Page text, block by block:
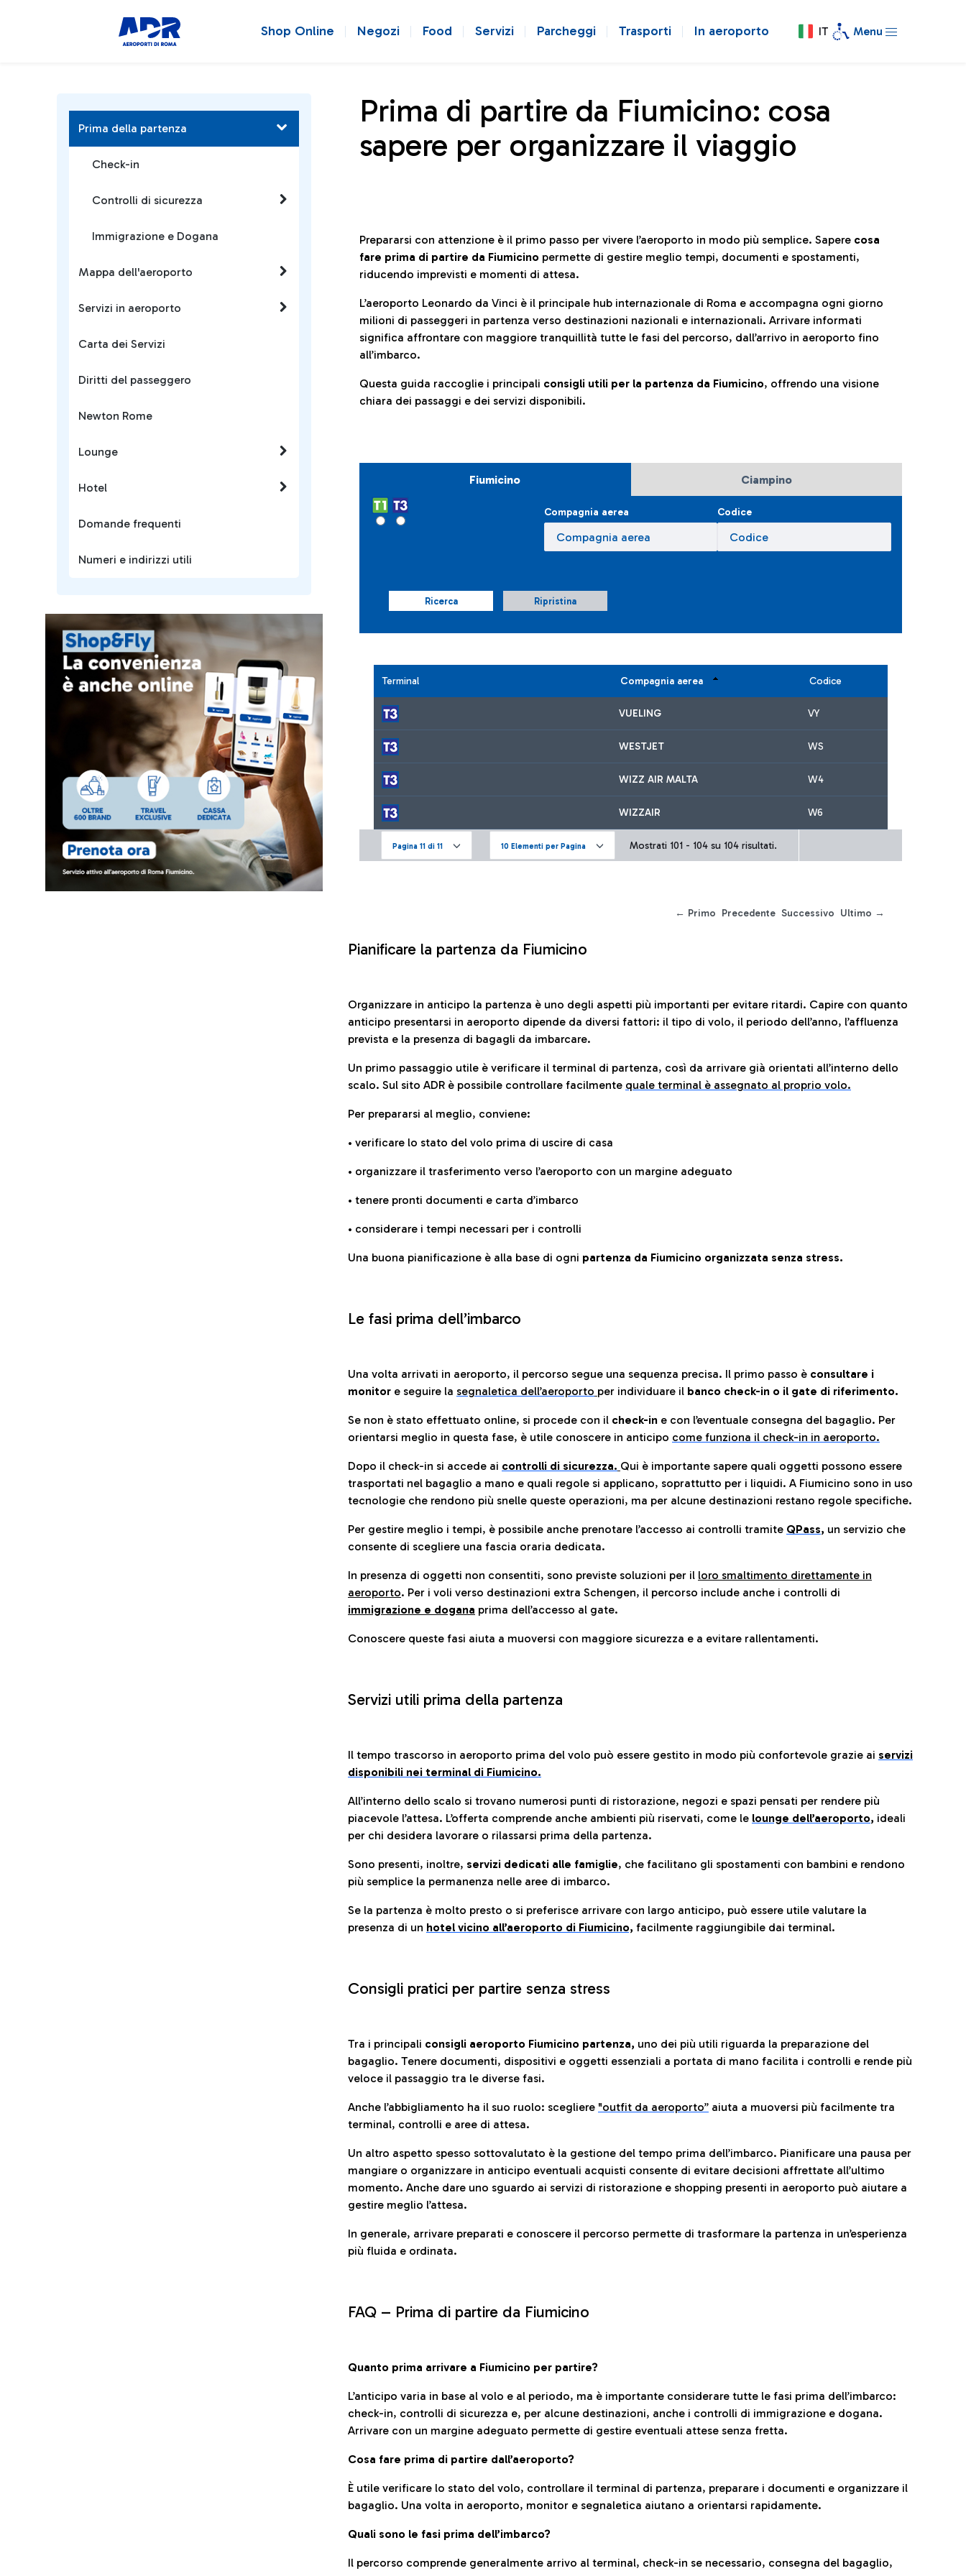
Shop Online Negozi Food Servizi Parcheggi Trasporti In aeroporto IT Menu
Prima di partire da Fiumicino: cosa
sapere per organizzare il viaggio
Prepararsi con attenzione è il primo passo per vivere l’aeroporto in modo più semplice. Sapere cosa
fare prima di partire da Fiumicino permette di gestire meglio tempi, documenti e spostamenti,
riducendo imprevisti e momenti di attesa.
L’aeroporto Leonardo da Vinci è il principale hub internazionale di Roma e accompagna ogni giorno
milioni di passeggeri in partenza verso destinazioni nazionali e internazionali. Arrivare informati
significa affrontare con maggiore tranquillità tutte le fasi del percorso, dall’arrivo in aeroporto fino
all’imbarco.
Questa guida raccoglie i principali consigli utili per la partenza da Fiumicino, offrendo una visione
chiara dei passaggi e dei servizi disponibili.
Fiumicino Ciampino
Compagnia aerea Codice
Ricerca Ripristina
Terminal Compagnia aerea Codice
VUELING VY
WESTJET WS
WIZZ AIR MALTA W4
WIZZAIR W6
Pagina 11 di 11 10 Elementi per Pagina Mostrati 101 - 104 su 104 risultati.
← Primo Precedente Successivo Ultimo →
Pianificare la partenza da Fiumicino
Organizzare in anticipo la partenza è uno degli aspetti più importanti per evitare ritardi. Capire con quanto
anticipo presentarsi in aeroporto dipende da diversi fattori: il tipo di volo, il periodo dell’anno, l’affluenza
prevista e la presenza di bagagli da imbarcare.
Un primo passaggio utile è verificare il terminal di partenza, così da arrivare già orientati all’interno dello
scalo. Sul sito ADR è possibile controllare facilmente quale terminal è assegnato al proprio volo.
Per prepararsi al meglio, conviene:
• verificare lo stato del volo prima di uscire di casa
• organizzare il trasferimento verso l’aeroporto con un margine adeguato
• tenere pronti documenti e carta d’imbarco
• considerare i tempi necessari per i controlli
Una buona pianificazione è alla base di ogni partenza da Fiumicino organizzata senza stress.
Le fasi prima dell’imbarco
Una volta arrivati in aeroporto, il percorso segue una sequenza precisa. Il primo passo è consultare i
monitor e seguire la segnaletica dell’aeroporto per individuare il banco check-in o il gate di riferimento.
Se non è stato effettuato online, si procede con il check-in e con l’eventuale consegna del bagaglio. Per
orientarsi meglio in questa fase, è utile conoscere in anticipo come funziona il check-in in aeroporto.
Dopo il check-in si accede ai controlli di sicurezza. Qui è importante sapere quali oggetti possono essere
trasportati nel bagaglio a mano e quali regole si applicano, soprattutto per i liquidi. A Fiumicino sono in uso
tecnologie che rendono più snelle queste operazioni, ma per alcune destinazioni restano regole specifiche.
Per gestire meglio i tempi, è possibile anche prenotare l’accesso ai controlli tramite QPass, un servizio che
consente di scegliere una fascia oraria dedicata.
In presenza di oggetti non consentiti, sono previste soluzioni per il loro smaltimento direttamente in
aeroporto. Per i voli verso destinazioni extra Schengen, il percorso include anche i controlli di
immigrazione e dogana prima dell’accesso al gate.
Conoscere queste fasi aiuta a muoversi con maggiore sicurezza e a evitare rallentamenti.
Servizi utili prima della partenza
Il tempo trascorso in aeroporto prima del volo può essere gestito in modo più confortevole grazie ai servizi
disponibili nei terminal di Fiumicino.
All’interno dello scalo si trovano numerosi punti di ristorazione, negozi e spazi pensati per rendere più
piacevole l’attesa. L’offerta comprende anche ambienti più riservati, come le lounge dell’aeroporto, ideali
per chi desidera lavorare o rilassarsi prima della partenza.
Sono presenti, inoltre, servizi dedicati alle famiglie, che facilitano gli spostamenti con bambini e rendono
più semplice la permanenza nelle aree di imbarco.
Se la partenza è molto presto o si preferisce arrivare con largo anticipo, può essere utile valutare la
presenza di un hotel vicino all’aeroporto di Fiumicino, facilmente raggiungibile dai terminal.
Consigli pratici per partire senza stress
Tra i principali consigli aeroporto Fiumicino partenza, uno dei più utili riguarda la preparazione del
bagaglio. Tenere documenti, dispositivi e oggetti essenziali a portata di mano facilita i controlli e rende più
veloce il passaggio tra le diverse fasi.
Anche l’abbigliamento ha il suo ruolo: scegliere "outfit da aeroporto” aiuta a muoversi più facilmente tra
terminal, controlli e aree di attesa.
Un altro aspetto spesso sottovalutato è la gestione del tempo prima dell’imbarco. Pianificare una pausa per
mangiare o organizzare in anticipo eventuali acquisti consente di evitare decisioni affrettate all’ultimo
momento. Anche dare uno sguardo ai servizi di ristorazione e shopping presenti in aeroporto può aiutare a
gestire meglio l’attesa.
In generale, arrivare preparati e conoscere il percorso permette di trasformare la partenza in un’esperienza
più fluida e ordinata.
FAQ – Prima di partire da Fiumicino
Quanto prima arrivare a Fiumicino per partire?
L’anticipo varia in base al volo e al periodo, ma è importante considerare tutte le fasi prima dell’imbarco:
check-in, controlli di sicurezza e, per alcune destinazioni, anche i controlli di immigrazione e dogana.
Arrivare con un margine adeguato permette di gestire eventuali attese senza fretta.
Cosa fare prima di partire dall’aeroporto?
È utile verificare lo stato del volo, controllare il terminal di partenza, preparare i documenti e organizzare il
bagaglio. Una volta in aeroporto, monitor e segnaletica aiutano a orientarsi rapidamente.
Quali sono le fasi prima dell’imbarco?
Il percorso comprende generalmente arrivo al terminal, check-in se necessario, consegna del bagaglio,
Prima della partenza
Check-in
Controlli di sicurezza
Immigrazione e Dogana
Mappa dell'aeroporto
Servizi in aeroporto
Carta dei Servizi
Diritti del passeggero
Newton Rome
Lounge
Hotel
Domande frequenti
Numeri e indirizzi utili